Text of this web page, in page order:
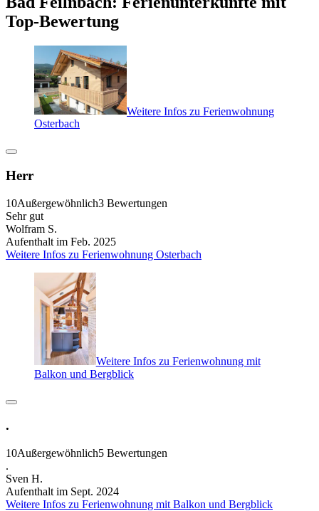
Top-Bewertung
Weitere Infos zu Ferienwohnung
Osterbach
Herr
10Außergewöhnlich3 Bewertungen
Sehr gut
Wolfram S.
Aufenthalt im Feb. 2025
Weitere Infos zu Ferienwohnung Osterbach
Weitere Infos zu Ferienwohnung mit
Balkon und Bergblick
.
10Außergewöhnlich5 Bewertungen
.
Sven H.
Aufenthalt im Sept. 2024
Weitere Infos zu Ferienwohnung mit Balkon und Bergblick